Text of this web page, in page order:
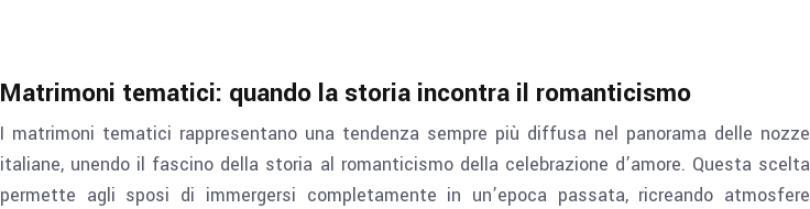
Matrimoni tematici: quando la storia incontra il romanticismo
I matrimoni tematici rappresentano una tendenza sempre più diffusa nel panorama delle nozze
italiane, unendo il fascino della storia al romanticismo della celebrazione d’amore. Questa scelta
permette agli sposi di immergersi completamente in un’epoca passata, ricreando atmosfere